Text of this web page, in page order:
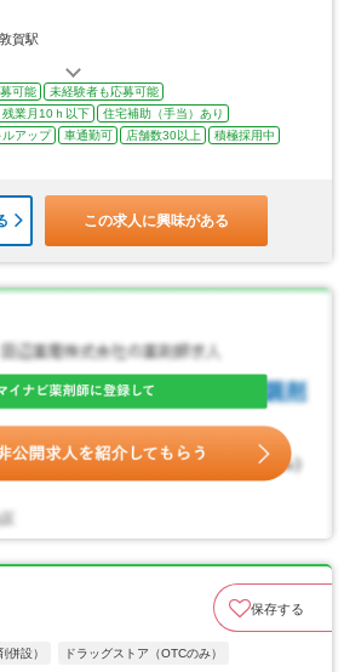
賀駅
可能
未経験者も応募可能
残業月10ｈ以下
住宅補助（手当）あり
ルアップ 車通勤可 店舗数30以上
積極採用中
この求人に興味がある
保存する
併設） ドラッグストア（OTCのみ）